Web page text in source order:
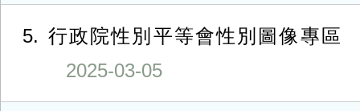
5
行政院性別平等會性別圖像專區
2025-03-05